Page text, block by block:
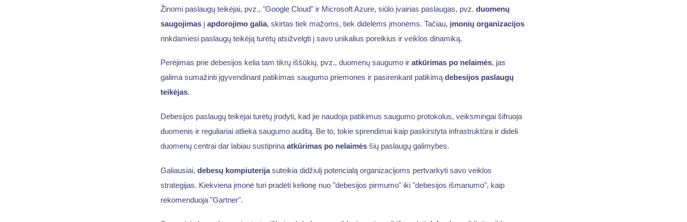
Žinomi paslaugų teikėjai, pvz., "Google Cloud" ir Microsoft Azure, siūlo įvairias paslaugas, pvz. duomenų
saugojimasį apdorojimo galia, skirtas tiek mažoms, tiek didelėms įmonėms. Tačiau, įmonių organizacijos
rinkdamiesi paslaugų teikėją turėtų atsižvelgti į savo unikalius poreikius ir veiklos dinamiką.
Perėjimas prie debesijos kelia tam tikrų iššūkių, pvz., duomenų saugumo ir atkūrimas po nelaimės, jas
galima sumažinti įgyvendinant patikimas saugumo priemones ir pasirenkant patikimądebesijos paslaugų
teikėjas.
Debesijos paslaugų teikėjai turėtų įrodyti, kad jie naudoja patikimus saugumo protokolus, veiksmingai šifruoja
duomenis ir reguliariai atlieka saugumo auditą. Be to, tokie sprendimai kaip paskirstyta infrastruktūra ir dideli
duomenų centrai dar labiau sustiprina atkūrimas po nelaimėsšių paslaugų galimybes.
Galiausiai, debesų kompiuterijasuteikia didžiulį potencialą organizacijoms pertvarkyti savo veiklos
strategijas. Kiekviena įmonė turi pradėti kelionę nuo "debesijos pirmumo" iki "debesijos išmanumo", kaip
rekomenduoja "Gartner".